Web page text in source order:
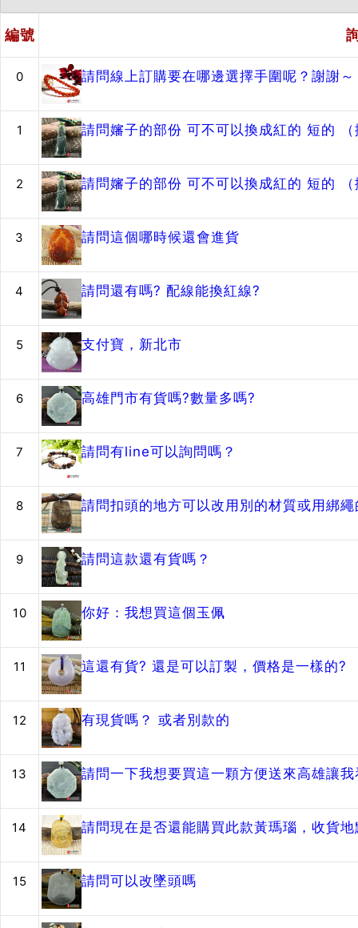
編號
0 請問線上訂購要在哪邊選擇手圍呢？謝謝～
1 請問嬸子的部份 可不可以換成紅的 短的
2 請問嬸子的部份 可不可以換成紅的 短的
3 請問這個哪時候還會進貨
4 請問還有嗎? 配線能換紅線?
5 支付寶，新北市
6 高雄門市有貨嗎?數量多嗎?
7 請問有line可以詢問嗎？
8 請問扣頭的地方可以改用別的材質或用綁
9 請問這款還有貨嗎？
10 你好：我想買這個玉佩
11 這還有貨? 還是可以訂製，價格是一樣的?
12 有現貨嗎？ 或者別款的
13 請問一下我想要買這一顆方便送來高雄讓
14 請問現在是否還能購買此款黃瑪瑙，收貨
15 請問可以改墜頭嗎